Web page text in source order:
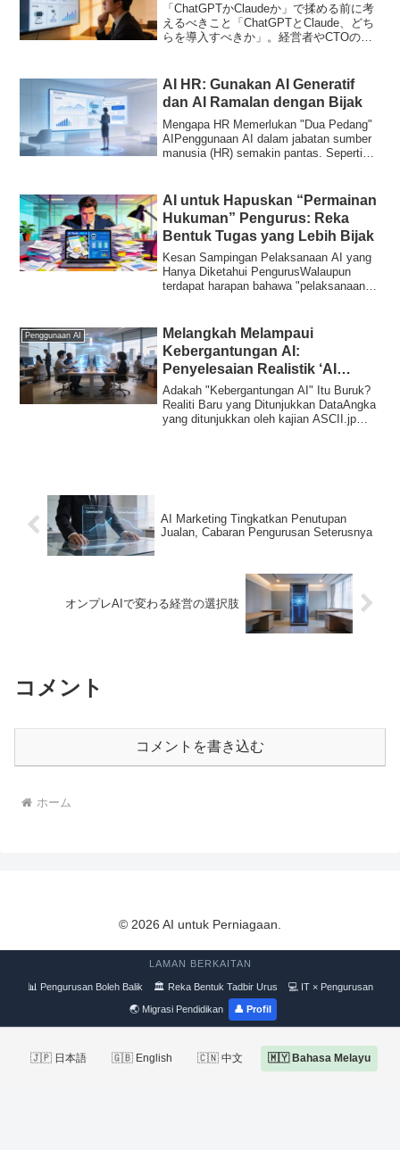
「ChatGPTかClaudeか」で揉める前に考
えるべきこと「ChatGPTとClaude、どち
らを導入すべきか」。経営者やCTOの方
デルを次々とリリースしており、選...
AI HR: Gunakan AI Generatif
dan AI Ramalan dengan Bijak
Mengapa HR Memerlukan "Dua Pedang"
AIPenggunaan AI dalam jabatan sumber
manusia (HR) semakin pantas. Seperti
AI untuk Hapuskan “Permainan
Hukuman” Pengurus: Reka
Bentuk Tugas yang Lebih Bijak
Kesan Sampingan Pelaksanaan AI yang
Hanya Diketahui PengurusWalaupun
terdapat harapan bahawa "pelaksanaan
Penggunaan AI
Melangkah Melampaui
Kebergantungan AI:
Penyelesaian Realistik ‘AI
Worker’ oleh Credit Saison
Adakah "Kebergantungan AI" Itu Buruk?
Realiti Baru yang Ditunjukkan DataAngka
yang ditunjukkan oleh kajian ASCII.jp
AI Marketing Tingkatkan Penutupan
Jualan, Cabaran Pengurusan Seterusnya
オンプレAIで変わる経営の選択肢
コメント
コメントを書き込む
ホーム
© 2026 AI untuk Perniagaan.
LAMAN BERKAITAN
📊 Pengurusan Boleh Balik 🏛 Reka Bentuk Tadbir Urus 💻 IT × Pengurusan
🌏 Migrasi Pendidikan 👤 Profil
🇯🇵 日本語 🇬🇧 English 🇨🇳 中文 🇲🇾 Bahasa Melayu